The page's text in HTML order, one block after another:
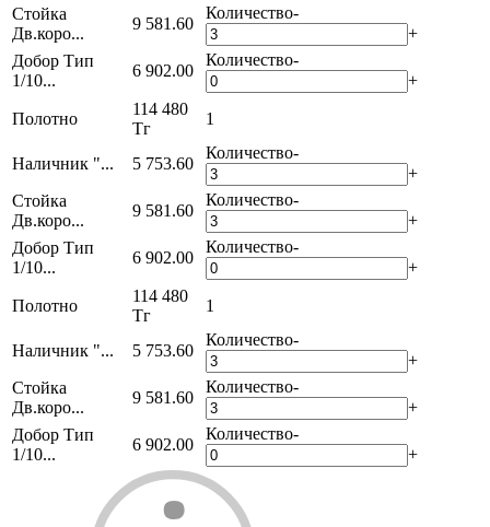
Стойка
Дв.коро...
9 581.60
Количество-
+
Добор Тип
1/10...
6 902.00
Количество-
+
Полотно
114 480
Тг
1
Наличник "... 5 753.60
Количество-
+
Стойка
Дв.коро...
9 581.60
Количество-
+
Добор Тип
1/10...
6 902.00
Количество-
+
Полотно
114 480
Тг
1
Наличник "... 5 753.60
Количество-
+
Стойка
Дв.коро...
9 581.60
Количество-
+
Добор Тип
1/10...
6 902.00
Количество-
+